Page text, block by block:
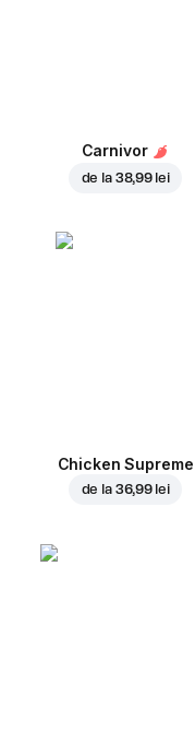
Carnivor
de la 38,99 lei
Chicken Supreme
de la 36,99 lei